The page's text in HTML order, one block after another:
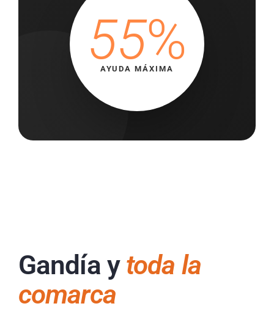
55%
AYUDA MÁXIMA
Gandía ytoda la
comarca